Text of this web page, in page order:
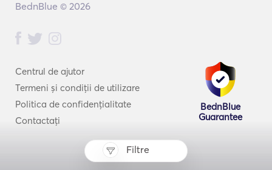
Filtre
Centrul de ajutor
Termeni și condiții de utilizare
Politica de confidențialitate
Contactați
BednBlue
Guarantee
BednBlue © 2026